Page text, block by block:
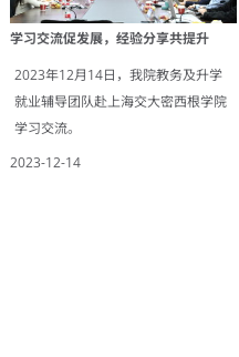
学习交流促发展，经验分享共提升
2023年12月14日，我院教务及升学
就业辅导团队赴上海交大密西根学院
学习交流。
2023-12-14